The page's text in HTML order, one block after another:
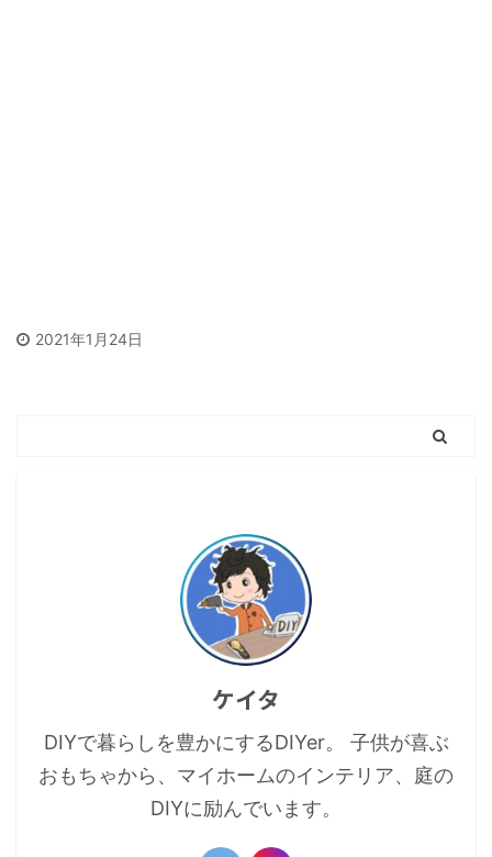
2021年1月24日
ケイタ
DIYで暮らしを豊かにするDIYer。 子供が喜ぶ
おもちゃから、マイホームのインテリア、庭の
DIYに励んでいます。